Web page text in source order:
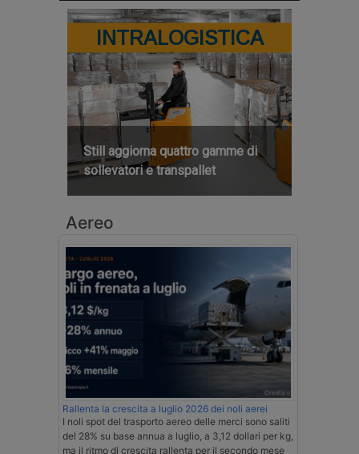
INTRALOGISTICA
Still aggiorna quattro gamme di
sollevatori e transpallet
Aereo
Rallenta la crescita a luglio 2026 dei noli aerei
I noli spot del trasporto aereo delle merci sono saliti
del 28% su base annua a luglio, a 3,12 dollari per kg,
ma il ritmo di crescita rallenta per il secondo mese